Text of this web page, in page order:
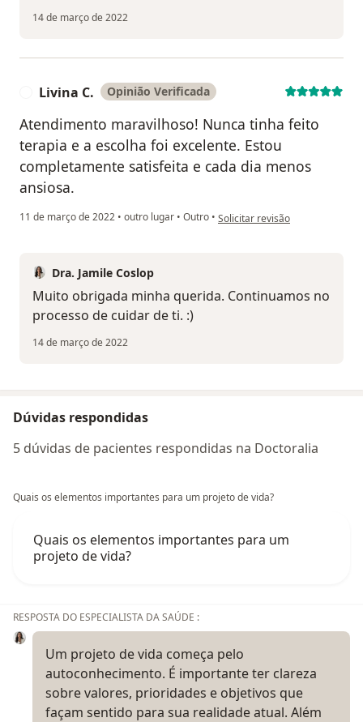
14 de março de 2022
Livina C. Opinião Verificada
Atendimento maravilhoso! Nunca tinha feito
terapia e a escolha foi excelente. Estou
completamente satisfeita e cada dia menos
ansiosa.
11 de março de 2022 • outro lugar • Outro • na opinião do utilizador Livina C.
Solicitar revisão
Dra. Jamile Coslop
Muito obrigada minha querida. Continuamos no
processo de cuidar de ti. :)
14 de março de 2022
Dúvidas respondidas
5 dúvidas de pacientes respondidas na Doctoralia
Quais os elementos importantes para um projeto de vida?
Quais os elementos importantes para um
projeto de vida?
RESPOSTA DO ESPECIALISTA DA SAÚDE :
Um projeto de vida começa pelo
autoconhecimento. É importante ter clareza
sobre valores, prioridades e objetivos que
façam sentido para sua realidade atual. Além